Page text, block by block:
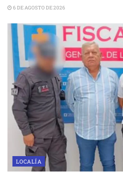
6 DE AGOSTO DE 2026
LOCALÍA